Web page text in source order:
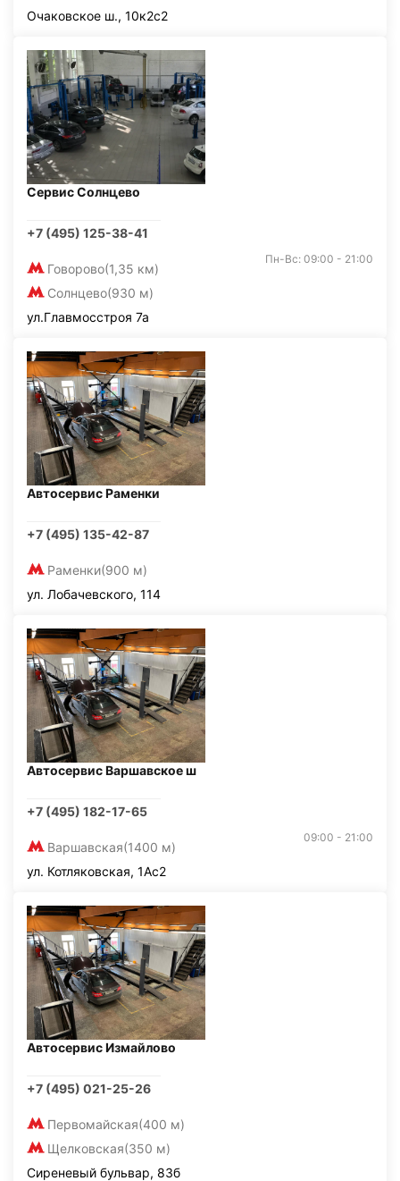
Очаковское ш., 10к2с2
Сервис Солнцево
+7 (495) 125-38-41
Говорово(1,35 км)
Солнцево(930 м)
Пн-Вс: 09:00 - 21:00
ул.Главмосстроя 7а
Автосервис Раменки
+7 (495) 135-42-87
Раменки(900 м)
ул. Лобачевского, 114
Автосервис Варшавское ш
+7 (495) 182-17-65
Варшавская(1400 м)
09:00 - 21:00
ул. Котляковская, 1Ас2
Автосервис Измайлово
+7 (495) 021-25-26
Первомайская(400 м)
Щелковская(350 м)
Сиреневый бульвар, 83б